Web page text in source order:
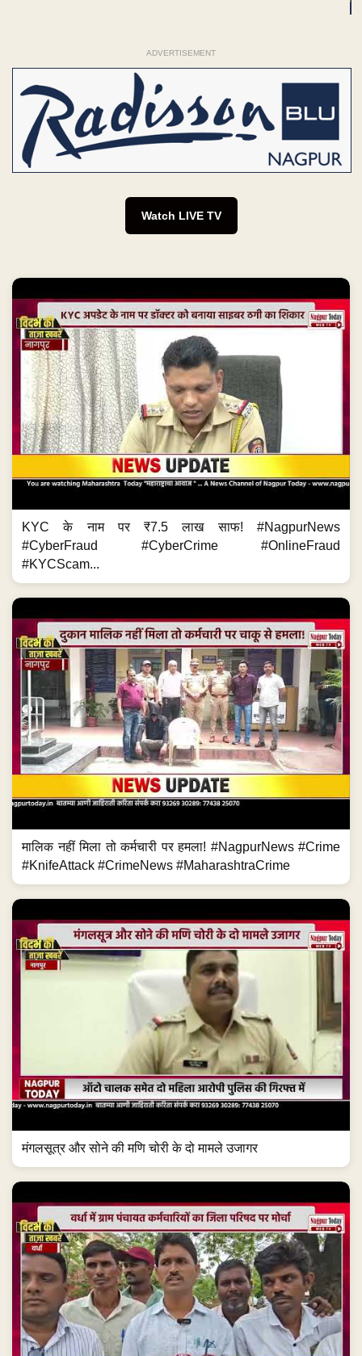
ADVERTISEMENT
Watch LIVE TV
KYC के नाम पर ₹7.5 लाख साफ! #NagpurNews
#CyberFraud #CyberCrime #OnlineFraud
#KYCScam...
मालिक नहीं मिला तो कर्मचारी पर हमला! #NagpurNews #Crime
#KnifeAttack #CrimeNews #MaharashtraCrime
मंगलसूत्र और सोने की मणि चोरी के दो मामले उजागर